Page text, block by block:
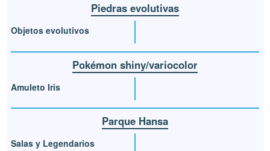
Piedras evolutivas
Objetos evolutivos
Pokémon shiny/variocolor
Amuleto Iris
Parque Hansa
Salas y Legendarios